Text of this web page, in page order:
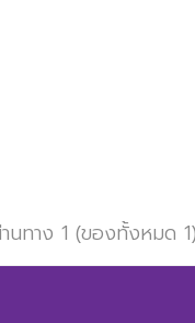
นทาง 1 (ของทั้งหมด 1)